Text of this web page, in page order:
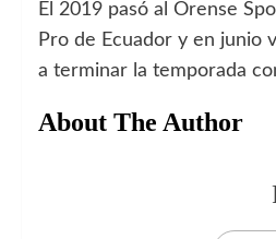
El 2019 pasó al Orense
Pro de Ecuador y en junio
a terminar la temporada
About The Author